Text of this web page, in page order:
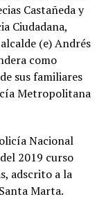
Castañeda y
Ciudadana,
(e) Andrés
como
sus familiares
Metropolitana
Nacional
2019 curso
adscrito a la
Marta.